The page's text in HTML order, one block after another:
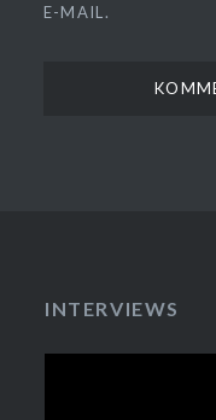
E-MAIL.
INTERVIEWS